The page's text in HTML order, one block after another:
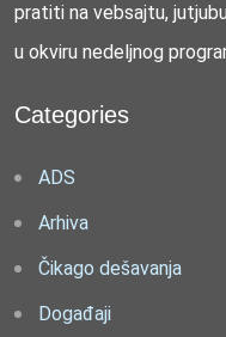
pratiti na vebsajtu,
u okviru nedeljnog
Categories
ADS
Arhiva
Čikago dešavanja
Događaji